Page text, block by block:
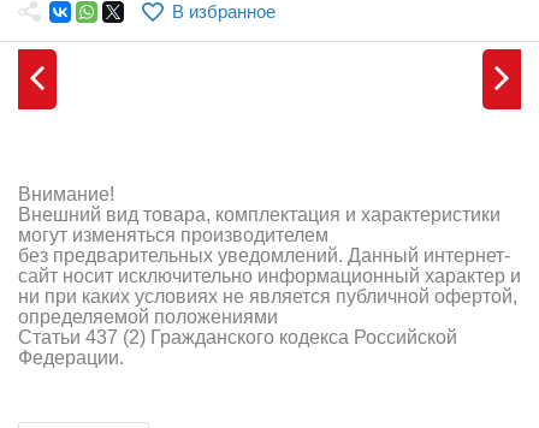
Квадрокоптеры
Судомодели
Конструкторы
Аккумуляторы и батарейки
Зарядные устройства и блоки питания
Двигатели
Технические жидкости
В избранное
Внимание!
Внешний вид товара, комплектация и характеристики
могут изменяться производителем
без предварительных уведомлений. Данный интернет-
сайт носит исключительно информационный характер и
ни при каких условиях не является публичной офертой,
определяемой положениями
Статьи 437 (2) Гражданского кодекса Российской
Федерации.